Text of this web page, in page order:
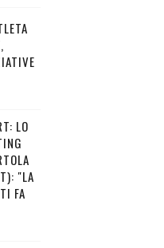
LO
"LA
FA